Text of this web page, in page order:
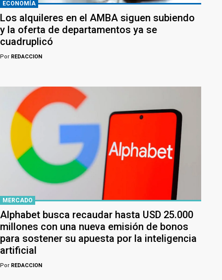
ECONOMÍA
Los alquileres en el AMBA siguen subiendo
y la oferta de departamentos ya se
cuadruplicó
Por REDACCION
MERCADO
Alphabet busca recaudar hasta USD 25.000
millones con una nueva emisión de bonos
para sostener su apuesta por la inteligencia
artificial
Por REDACCION